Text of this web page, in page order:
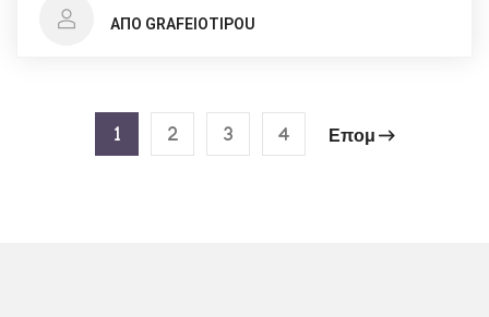
ΑΠΌ GRAFEIOTIPOU
1 2 3 4 Επομ